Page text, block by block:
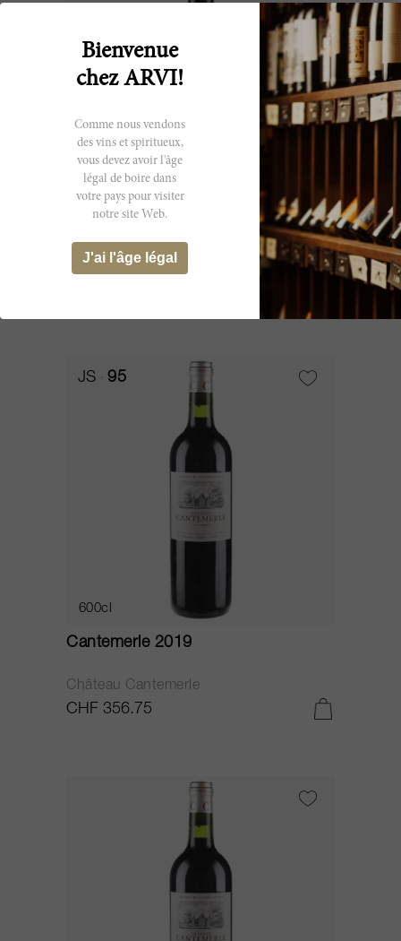
75cl
Cantemerle 2018
Château Cantemerle
JS 95
600cl
Cantemerle 2019
Château Cantemerle
CHF 356.75
Bienvenue
chez ARVI!
Comme nous vendons
des vins et spiritueux,
vous devez avoir l'âge
légal de boire dans
votre pays pour visiter
notre site Web.
J'ai l'âge légal